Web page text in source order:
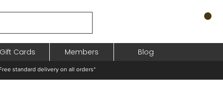
Cards Members Blog
standard delivery on all orders*